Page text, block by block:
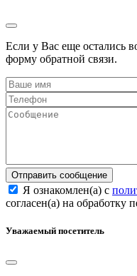
Если у Вас еще остались
форму обратной связи.
Отправить сообщение
Я ознакомлен(а) с
согласен(а) на обработку
Уважаемый посетитель